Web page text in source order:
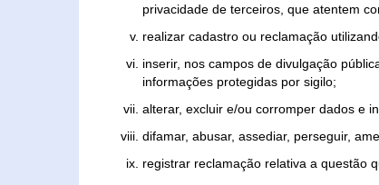
privacidade de terceiros, que atentem
realizar cadastro ou reclamação
inserir, nos campos de divulgação
informações protegidas por sigilo;
alterar, excluir e/ou corromper dados e
difamar, abusar, assediar, perseguir,
registrar reclamação relativa a questão